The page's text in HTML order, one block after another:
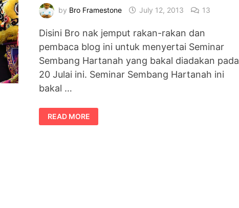
by Bro Framestone July 12, 2013 13
Disini Bro nak jemput rakan-rakan dan
pembaca blog ini untuk menyertai Seminar
Sembang Hartanah yang bakal diadakan pada
20 Julai ini. Seminar Sembang Hartanah ini
bakal …
SEMBANG
HARTANAH
BERSAMA
READ MORE